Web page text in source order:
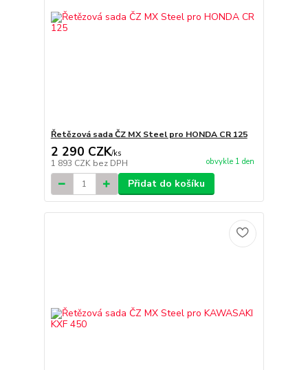
Řetězová sada ČZ MX Steel pro HONDA CR 125
2 290 CZK/ks
1 893 CZK bez DPH obvykle 1 den
Přidat do košíku